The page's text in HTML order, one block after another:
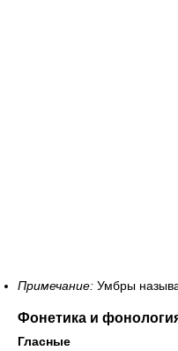
Примечание: Умбры
Фонетика и
Гласные